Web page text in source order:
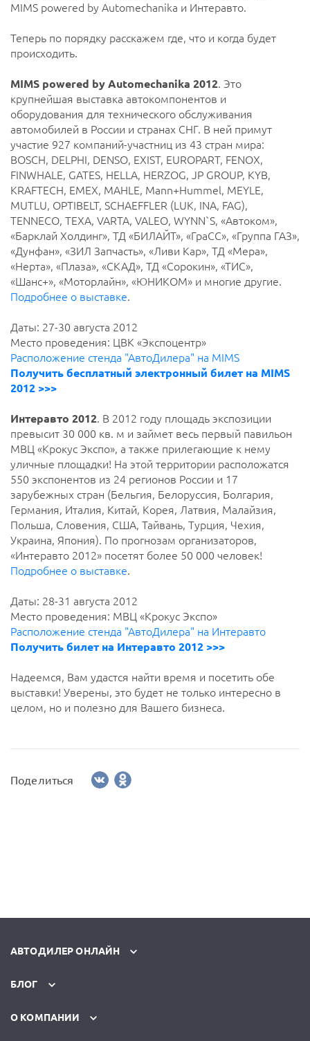
MIMS powered by Аutomechanika и Интеравто.
Теперь по порядку расскажем где, что и когда будет
происходить.
MIMS powered by Аutomechanika 2012 . Это
крупнейшая выставка автокомпонентов и
оборудования для технического обслуживания
автомобилей в России и странах СНГ. В ней примут
участие 927 компаний-участниц из 43 стран мира:
BOSCH, DELPHI, DENSO, EXIST, EUROPART, FENOX,
FINWHALE, GATES, HELLA, HERZOG, JP GROUP, KYB,
KRAFTECH, EMEX, MAHLE, Mann+Hummel, MEYLE,
MUTLU, OPTIBELT, SCHAEFFLER (LUK, INA, FAG),
TENNECO, TEXA, VARTA, VALEO, WYNN`S, «Автоком»,
«Барклай Холдинг», ТД «БИЛАЙТ», «ГраСС», «Группа ГАЗ»,
«Дунфан», «ЗИЛ Запчасть», «Ливи Кар», ТД «Мера»,
«Нерта», «Плаза», «СКАД», ТД «Сорокин», «ТИС»,
«Шанс+», «Моторлайн», «ЮНИКОМ» и многие другие.
Подробнее о выставке
Даты: 27-30 августа 2012
Место проведения: ЦВК «Экспоцентр»
Расположение стенда "АвтоДилера" на MIMS
Получить бесплатный электронный билет на MIMS
2012 >>>
Интеравто 2012 . В 2012 году площадь экспозиции
превысит 30 000 кв. м и займет весь первый павильон
МВЦ «Крокус Экспо», а также прилегающие к нему
уличные площадки! На этой территории расположатся
550 экспонентов из 24 регионов России и 17
зарубежных стран (Бельгия, Белоруссия, Болгария,
Германия, Италия, Китай, Корея, Латвия, Малайзия,
Польша, Словения, США, Тайвань, Турция, Чехия,
Украина, Япония). По прогнозам организаторов,
«Интеравто 2012» посетят более 50 000 человек!
Подробнее о выставке
Даты: 28-31 августа 2012
Место проведения: МВЦ «Крокус Экспо»
Расположение стенда "АвтоДилера" на Интеравто
Получить билет на Интеравто 2012 >>>
Надеемся, Вам удастся найти время и посетить обе
выставки! Уверены, это будет не только интересно в
целом, но и полезно для Вашего бизнеса.
Поделиться
АВТОДИЛЕР ОНЛАЙН
БЛОГ
О КОМПАНИИ